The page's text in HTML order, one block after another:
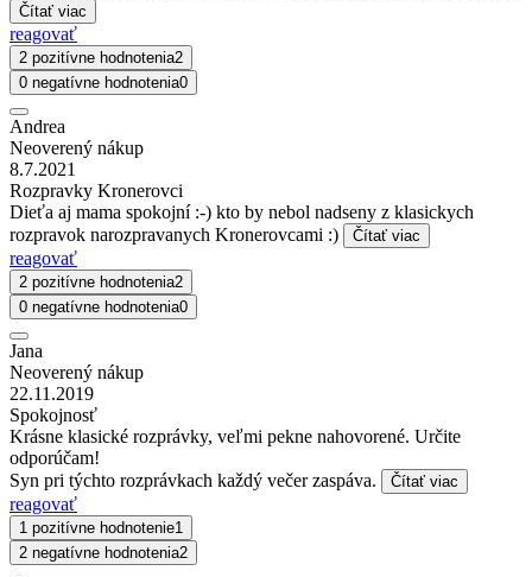
Čítať viac
reagovať
2 pozitívne hodnotenia2
0 negatívne hodnotenia0
Andrea
Neoverený nákup
8.7.2021
Rozpravky Kronerovci
Dieťa aj mama spokojní :-) kto by nebol nadseny z klasickych
rozpravok narozpravanych Kronerovcami :)
Čítať viac
reagovať
2 pozitívne hodnotenia2
0 negatívne hodnotenia0
Jana
Neoverený nákup
22.11.2019
Spokojnosť
Krásne klasické rozprávky, veľmi pekne nahovorené. Určite
odporúčam!
Syn pri týchto rozprávkach každý večer zaspáva.
Čítať viac
reagovať
1 pozitívne hodnotenie1
2 negatívne hodnotenia2